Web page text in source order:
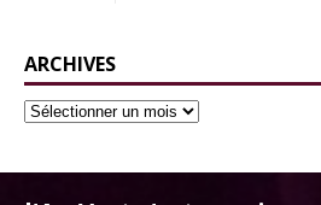
ARCHIVES